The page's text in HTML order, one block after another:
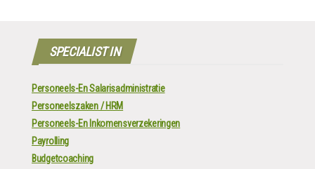
SPECIALIST IN
Personeels-En Salarisadministratie
Personeelszaken / HRM
Personeels-En Inkomensverzekeringen
Payrolling
Budgetcoaching